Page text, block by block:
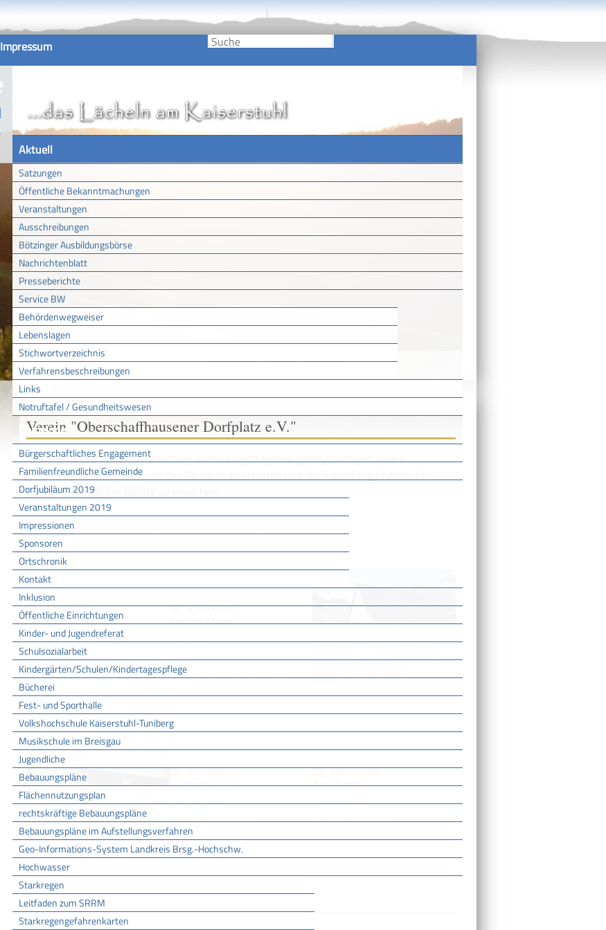
Impressum
Aktuell
Satzungen
Öffentliche Bekanntmachungen
Veranstaltungen
Ausschreibungen
Bötzinger Ausbildungsbörse
Nachrichtenblatt
Presseberichte
Service BW
Behördenwegweiser
Lebenslagen
Stichwortverzeichnis
Verfahrensbeschreibungen
Links
Notruftafel / Gesundheitswesen
Gemeinde
Bürgerschaftliches Engagement
Familienfreundliche Gemeinde
Dorfjubiläum 2019
Veranstaltungen 2019
Impressionen
Sponsoren
Ortschronik
Kontakt
Inklusion
Öffentliche Einrichtungen
Kinder- und Jugendreferat
Schulsozialarbeit
Kindergärten/Schulen/Kindertagespflege
Bücherei
Fest- und Sporthalle
Volkshochschule Kaiserstuhl-Tuniberg
Musikschule im Breisgau
Jugendliche
Bebauungspläne
Flächennutzungsplan
rechtskräftige Bebauungspläne
Bebauungspläne im Aufstellungsverfahren
Geo-Informations-System Landkreis Brsg.-Hochschw.
Hochwasser
Starkregen
Leitfaden zum SRRM
Starkregengefahrenkarten
Sie sind hier:Startseite /Tourismus /Oberschaffhausener Dorfplatz
Verein "Oberschaffhausener Dorfplatz e.V."
Im Jahre 2004 haben die Anwohner einen eingetragenen gemeinnützigen Verein
gegründet, um den Platz und das Museum zu erhalten und die Sammlung historischer
landwirtschaftlicher Geräte zu erweitern.
Weiter aktive und passive Mitglieder sind herzlich willkommen!
Der Mitgliedsbeitrag beträgt 10 € pro Jahr.
1. Vorstand
Christel Weber
Bergstraße 123
79268 Bötzingen
Telefon: 07663 / 942459
Mobil: 0172 / 7744120
Email:christel.weber22@gmail.com
2. Vorstand
Kerstin Meier
Bergstr. 70
Telefon: 07663 / 9121357
Schriftführer
Gerhard Lay
Bergstraße 102
79268 Bötzingen
Telefon: 07663 / 9424554
Kassenwart
Axel Sattler
Libellenweg 17
79268 Bötzingen
Geschichte des Oberschaffhausener Dorfplatz
Dieser Dorfplatz befindet sich im Ortsteil